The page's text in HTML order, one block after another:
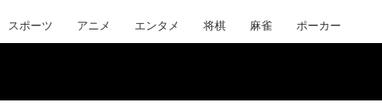
スポーツ アニメ エンタメ 将棋 麻雀 ポーカー